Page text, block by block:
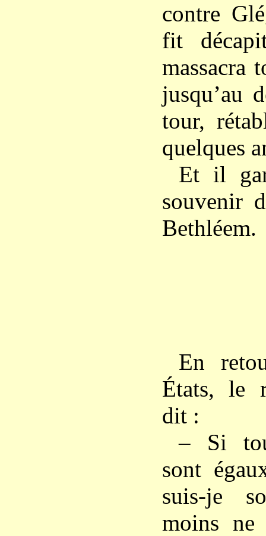
contre
fit
massacra
jusqu’au
tour,
quelques
Et il
souvenir
Bethléem.
En
États, le
dit :
– Si
sont
suis-je
moins ne